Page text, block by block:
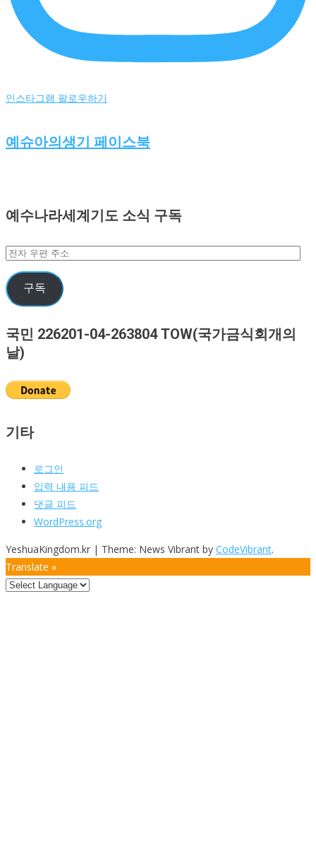
인스타그램 팔로우하기
예슈아의생기 페이스북
예수나라세계기도 소식 구독
전
우
편
소
구독
국민 226201-04-263804 TOW(국가금식회개의
날)
기타
로그인
입력 내용 피드
댓글 피드
WordPress.org
YeshuaKingdom.kr | Theme: News Vibrant by CodeVibrant.
Translate »